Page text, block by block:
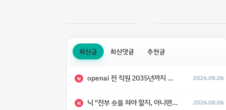
최신글 최신댓글 추천글
N openai 전 직원 2035년까지 텔레파시가 어떻게 생길 수 있는지 2026.08.06
N 닉 "전부 숏을 쳐야 할지, 아니면 특이점이 오니까 전부 롱을 쳐야 할지 모르겠다.” 2026.08.06